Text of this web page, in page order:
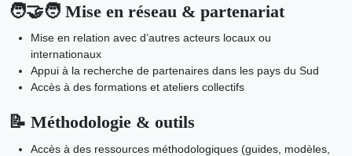
🧑‍🤝‍🧑 Mise en réseau & partenariat
Mise en relation avec d’autres acteurs locaux ou
internationaux
Appui à la recherche de partenaires dans les pays du Sud
Accès à des formations et ateliers collectifs
📝 Méthodologie & outils
Accès à des ressources méthodologiques (guides, modèles,